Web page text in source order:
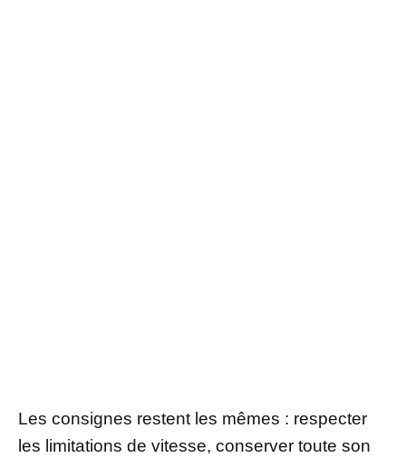
Les consignes restent les mêmes : respecter
les limitations de vitesse, conserver toute son